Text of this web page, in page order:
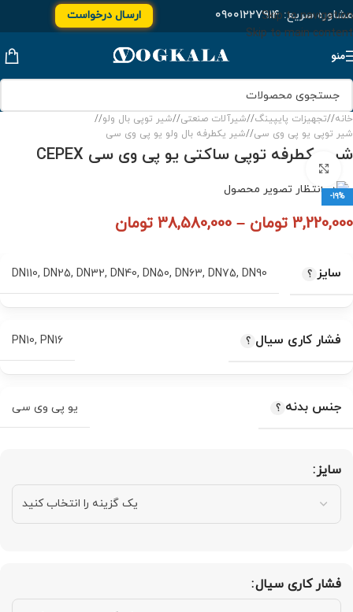
Skip to navigation
Skip to main content
مشاوره سریع:۰۹۰۰۱۲۲۷۹۱۴ ارسال درخواست
منو
خانه/ تجهیزات پایپینگ/ شیرآلات صنعتی/ شیر توپی بال ولو/
شیر توپی یو پی وی سی/ شیر یکطرفه بال ولو یو پی وی سی
شیر یکطرفه توپی ساکتی یو پی وی سی CEPEX
-19%
برای بزرگنمایی کلیک کنید
3,220,000 تومان –
38,580,000 تومان
سایز DN110, DN25, DN32, DN40, DN50, DN63, DN75, DN90
فشار کاری سیال PN10, PN16
جنس بدنه یو پی وی سی
سایز
فشار کاری سیال